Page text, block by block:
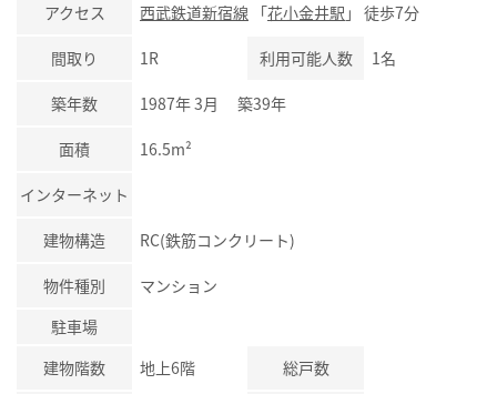
アクセス 西武鉄道新宿線 「花小金井駅 」 徒歩7分
間取り 1R 利用可能人数 1名
築年数 1987年 3月 築39年
面積 16.5m²
インターネット
建物構造 RC(鉄筋コンクリート)
物件種別
マンション
駐車場
建物階数
地上6階 総戸数